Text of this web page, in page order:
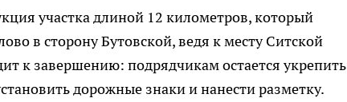
участка длиной 12 километров, который
в сторону Бутовской, ведя к месту Ситской
к завершению: подрядчикам остается укрепить
дорожные знаки и нанести разметку.